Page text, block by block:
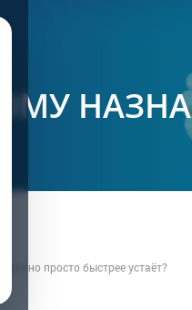
оно просто быстрее устаёт?